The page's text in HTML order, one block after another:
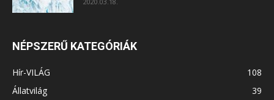
NÉPSZERŰ KATEGÓRIÁK
Hír-VILÁG
108
Állatvilág
39